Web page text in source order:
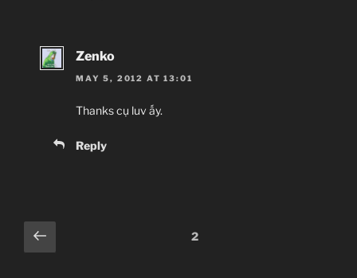
Zenko
MAY 5, 2012 AT 13:01
Thanks cụ luv ấy.
Reply
Comments
pagination
Previous 2